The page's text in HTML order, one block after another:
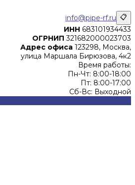
info@pipe-rf.ru 📋
ИНН 683101934433
ОГРНИП 321682000023703
Адрес офиса 123298, Москва,
улица Маршала Бирюзова, 4к2
Время работы:
Пн-Чт: 8:00-18:00
Пт: 8:00-17:00
Сб-Вс: Выходной